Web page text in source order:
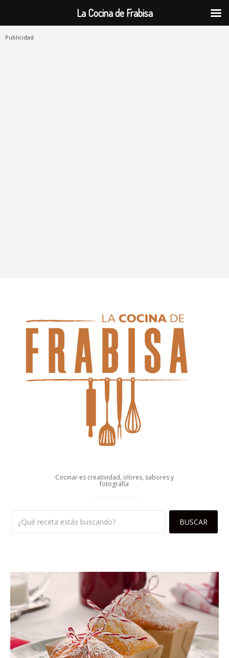
Publicidad
Cocinar es creatividad, olores, sabores y
fotografía
La Cocina de Frabisa